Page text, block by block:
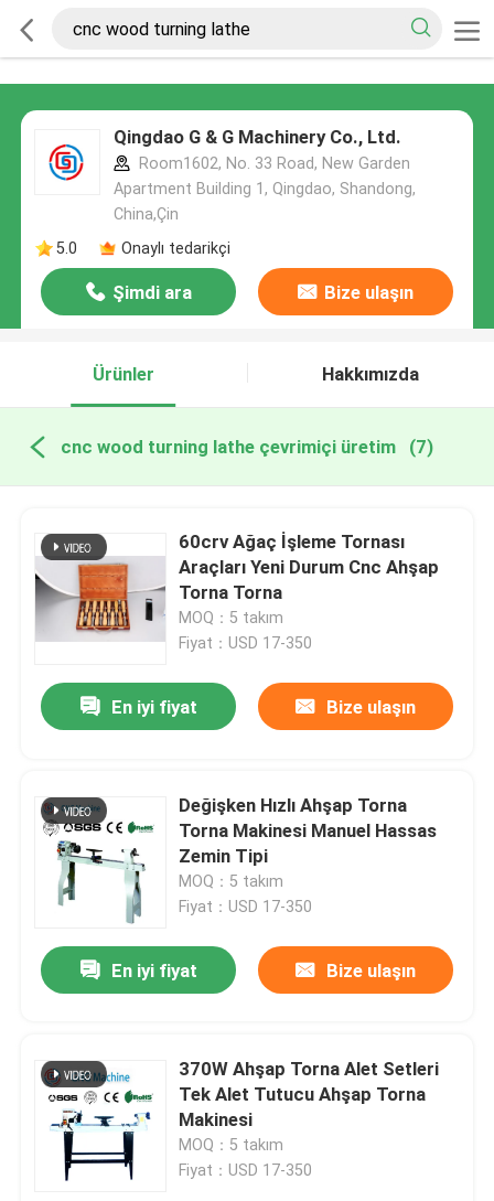
Qingdao G & G Machinery Co., Ltd.
Room1602, No. 33 Road, New Garden
Apartment Building 1, Qingdao, Shandong,
China,Çin
5.0
Onaylı tedarikçi
Şimdi ara Bize ulaşın
Ürünler Hakkımızda
cnc wood turning lathe çevrimiçi üretim (7)
60crv Ağaç İşleme Tornası
Araçları Yeni Durum Cnc Ahşap
Torna Torna
MOQ：5 takım
Fiyat：USD 17-350
En iyi fiyat Bize ulaşın
Değişken Hızlı Ahşap Torna
Torna Makinesi Manuel Hassas
Zemin Tipi
MOQ：5 takım
Fiyat：USD 17-350
En iyi fiyat Bize ulaşın
370W Ahşap Torna Alet Setleri
Tek Alet Tutucu Ahşap Torna
Makinesi
MOQ：5 takım
Fiyat：USD 17-350